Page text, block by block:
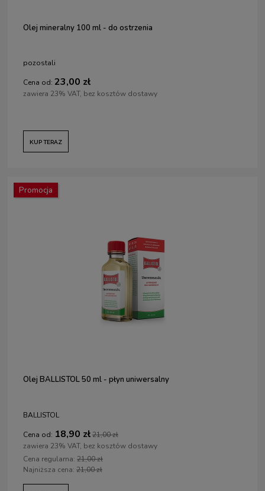
Olej mineralny 100 ml - do ostrzenia
pozostali
Cena od: 23,00 zł
zawiera 23% VAT, bez kosztów dostawy
KUP TERAZ
Olej BALLISTOL 50 ml - płyn uniwersalny
BALLISTOL
Cena od: 18,90 zł21,00 zł
zawiera 23% VAT, bez kosztów dostawy
Cena regularna: 21,00 zł
Najniższa cena: 21,00 zł
Promocja